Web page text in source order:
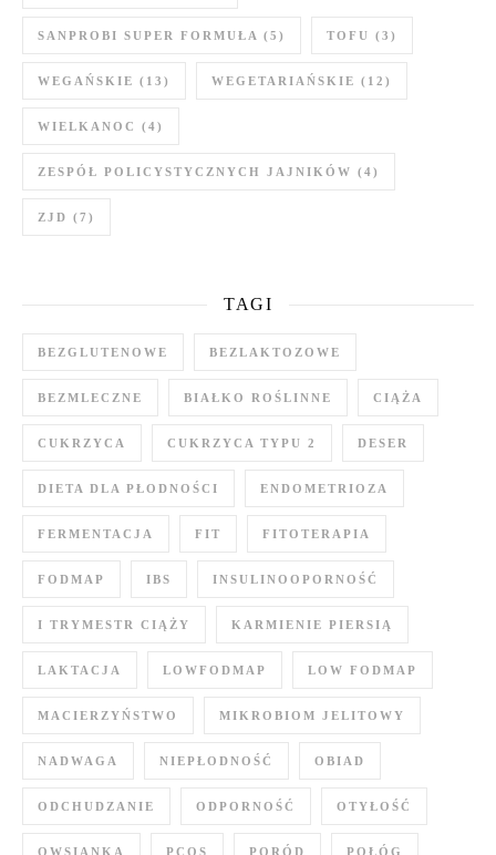
SANPROBI SUPER FORMUŁA (5) TOFU (3)
WEGAŃSKIE (13) WEGETARIAŃSKIE (12)
WIELKANOC (4)
ZESPÓŁ POLICYSTYCZNYCH JAJNIKÓW (4)
ZJD (7)
TAGI
BEZGLUTENOWE BEZLAKTOZOWE
BEZMLECZNE BIAŁKO ROŚLINNE CIĄŻA
CUKRZYCA CUKRZYCA TYPU 2 DESER
DIETA DLA PŁODNOŚCI ENDOMETRIOZA
FERMENTACJA FIT FITOTERAPIA
FODMAP IBS INSULINOOPORNOŚĆ
I TRYMESTR CIĄŻY KARMIENIE PIERSIĄ
LAKTACJA LOWFODMAP LOW FODMAP
MACIERZYŃSTWO MIKROBIOM JELITOWY
NADWAGA NIEPŁODNOŚĆ OBIAD
ODCHUDZANIE ODPORNOŚĆ OTYŁOŚĆ
OWSIANKA PCOS PORÓD POŁÓG